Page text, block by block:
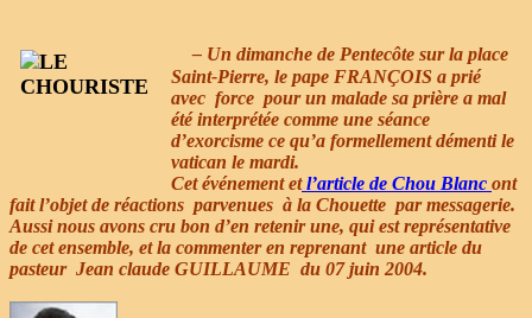
– Un dimanche de Pentecôte sur la place
Saint-Pierre, le pape FRANÇOIS a prié
avec force pour un malade sa prière a mal
été interprétée comme une séance
d’exorcisme ce qu’a formellement démenti le
vatican le mardi.
Cet événement etl’article de Chou Blanc ont
fait l’objet de réactions parvenues à la Chouette par messagerie.
Aussi nous avons cru bon d’en retenir une, qui est représentative
de cet ensemble, et la commenter en reprenant une article du
pasteur Jean claude GUILLAUME du 07 juin 2004.